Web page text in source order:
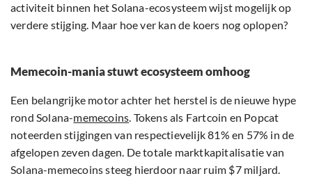
activiteit binnen het Solana-ecosysteem wijst mogelijk op
verdere stijging. Maar hoe ver kan de koers nog oplopen?
Memecoin-mania stuwt ecosysteem omhoog
Een belangrijke motor achter het herstel is de nieuwe hype
rond Solana-memecoins. Tokens als Fartcoin en Popcat
noteerden stijgingen van respectievelijk 81% en 57% in de
afgelopen zeven dagen. De totale marktkapitalisatie van
Solana-memecoins steeg hierdoor naar ruim $7 miljard.